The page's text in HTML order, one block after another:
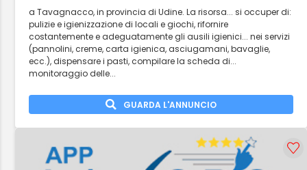
a Tavagnacco, in provincia di Udine. La risorsa... si occuper di:
pulizie e igienizzazione di locali e giochi, rifornire
costantemente e adeguatamente gli ausili igienici... nei servizi
(pannolini, creme, carta igienica, asciugamani, bavaglie,
ecc.), dispensare i pasti, compilare la scheda di...
monitoraggio delle...
GUARDA L'ANNUNCIO